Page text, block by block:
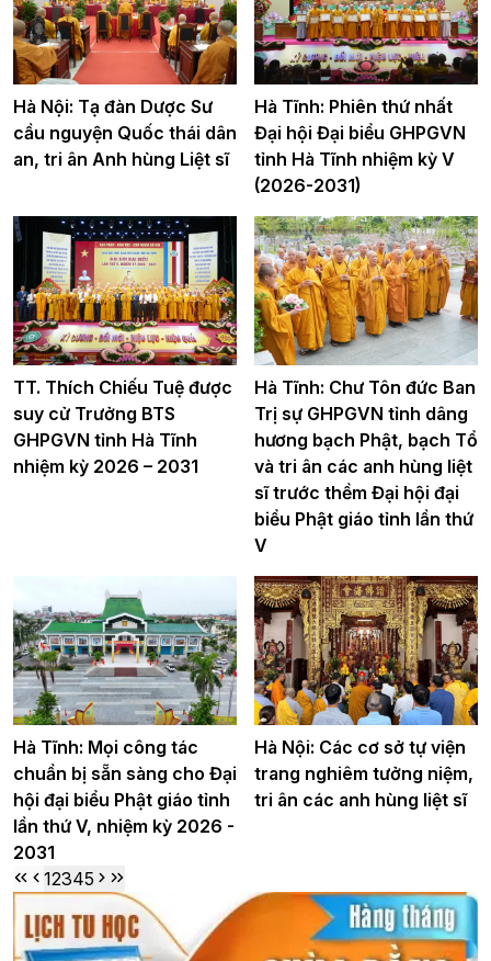
Hà Nội: Tạ đàn Dược Sư
cầu nguyện Quốc thái dân
an, tri ân Anh hùng Liệt sĩ
Hà Tĩnh: Phiên thứ nhất
Đại hội Đại biểu GHPGVN
tỉnh Hà Tĩnh nhiệm kỳ V
(2026-2031)
TT. Thích Chiếu Tuệ được
suy cử Trưởng BTS
GHPGVN tỉnh Hà Tĩnh
nhiệm kỳ 2026 – 2031
Hà Tĩnh: Chư Tôn đức Ban
Trị sự GHPGVN tỉnh dâng
hương bạch Phật, bạch Tổ
và tri ân các anh hùng liệt
sĩ trước thềm Đại hội đại
biểu Phật giáo tỉnh lần thứ
V
Hà Tĩnh: Mọi công tác
chuẩn bị sẵn sàng cho Đại
hội đại biểu Phật giáo tỉnh
lần thứ V, nhiệm kỳ 2026 -
2031
Hà Nội: Các cơ sở tự viện
trang nghiêm tưởng niệm,
tri ân các anh hùng liệt sĩ
12345